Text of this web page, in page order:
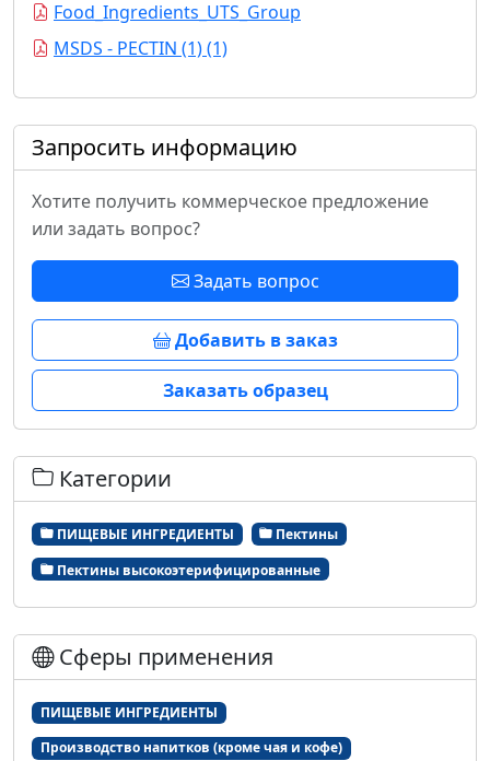
Food_Ingredients_UTS_Group
MSDS - PECTIN (1) (1)
Запросить информацию
Хотите получить коммерческое предложение
или задать вопрос?
Задать вопрос
Добавить в заказ
Заказать образец
Категории
ПИЩЕВЫЕ ИНГРЕДИЕНТЫ
Пектины
Пектины высокоэтерифицированные
Сферы применения
ПИЩЕВЫЕ ИНГРЕДИЕНТЫ
Производство напитков (кроме чая и кофе)